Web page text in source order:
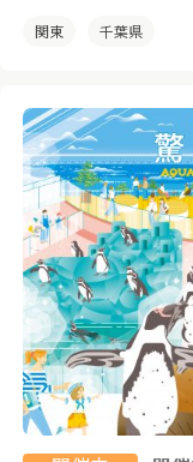
関東 千葉県